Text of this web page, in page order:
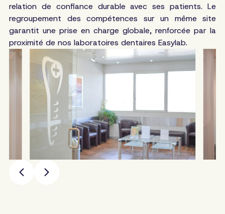
relation de confiance durable avec ses patients. Le
regroupement des compétences sur un même site
garantit une prise en charge globale, renforcée par la
proximité de nos laboratoires dentaires Easylab.